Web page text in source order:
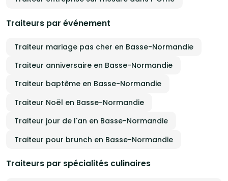
Traiteurs par événement
Traiteur mariage pas cher en Basse-Normandie
Traiteur anniversaire en Basse-Normandie
Traiteur baptême en Basse-Normandie
Traiteur Noël en Basse-Normandie
Traiteur jour de l'an en Basse-Normandie
Traiteur pour brunch en Basse-Normandie
Traiteurs par spécialités culinaires